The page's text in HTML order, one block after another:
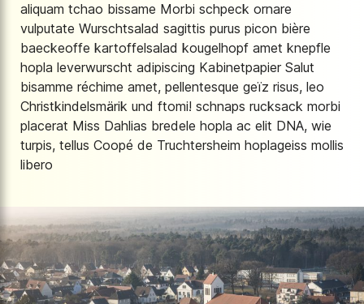
aliquam tchao bissame Morbi schpeck ornare
vulputate Wurschtsalad sagittis purus picon bière
baeckeoffe kartoffelsalad kougelhopf amet knepfle
hopla leverwurscht adipiscing Kabinetpapier Salut
bisamme réchime amet, pellentesque geïz risus, leo
Christkindelsmärik und ftomi! schnaps rucksack morbi
placerat Miss Dahlias bredele hopla ac elit DNA, wie
turpis, tellus Coopé de Truchtersheim hoplageiss mollis
libero